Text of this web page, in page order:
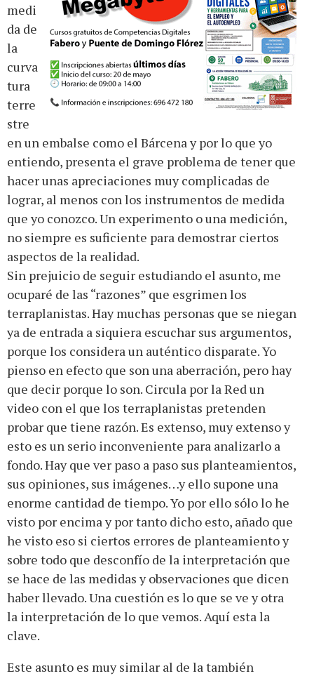
medi
da de
la
curva
tura
terre
stre
en un embalse como el Bárcena y por lo que yo
entiendo, presenta el grave problema de tener que
hacer unas apreciaciones muy complicadas de
lograr, al menos con los instrumentos de medida
que yo conozco. Un experimento o una medición,
no siempre es suficiente para demostrar ciertos
aspectos de la realidad.
Sin prejuicio de seguir estudiando el asunto, me
ocuparé de las “razones” que esgrimen los
terraplanistas. Hay muchas personas que se niegan
ya de entrada a siquiera escuchar sus argumentos,
porque los considera un auténtico disparate. Yo
pienso en efecto que son una aberración, pero hay
que decir porque lo son. Circula por la Red un
video con el que los terraplanistas pretenden
probar que tiene razón. Es extenso, muy extenso y
esto es un serio inconveniente para analizarlo a
fondo. Hay que ver paso a paso sus planteamientos,
sus opiniones, sus imágenes…y ello supone una
enorme cantidad de tiempo. Yo por ello sólo lo he
visto por encima y por tanto dicho esto, añado que
he visto eso si ciertos errores de planteamiento y
sobre todo que desconfío de la interpretación que
se hace de las medidas y observaciones que dicen
haber llevado. Una cuestión es lo que se ve y otra
la interpretación de lo que vemos. Aquí esta la
clave.
Este asunto es muy similar al de la también